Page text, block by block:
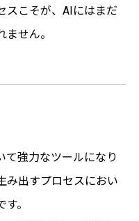
スこそが、AIにはまだ
せん。
て強力なツールになり
み出すプロセスにおい
。